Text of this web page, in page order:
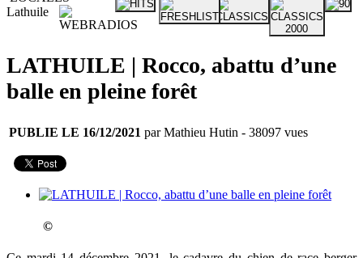
Lathuile
LATHUILE | Rocco, abattu d’une
balle en pleine forêt
PUBLIE LE 16/12/2021 par Mathieu Hutin - 38097 vues
©